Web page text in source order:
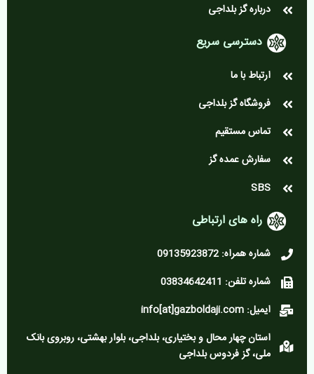
درباره گز بلداجی
دسترسی سریع
ارتباط با ما
فروشگاه گز بلداجی
تماس مستقیم
سفارش عمده گز
SBS
راه های ارتباطی
شماره همراه: 09135923872
شماره تلفن: 03834642411
ایمیل: info[at]gazboldaji.com
استان چهار محال و بختیاری، بلداجی، بلوار بهشتی، روبروی بانک
ملی، گز فردوس بلداجی